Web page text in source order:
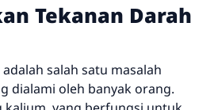
Tekanan Darah
salah satu masalah
dialami oleh banyak orang.